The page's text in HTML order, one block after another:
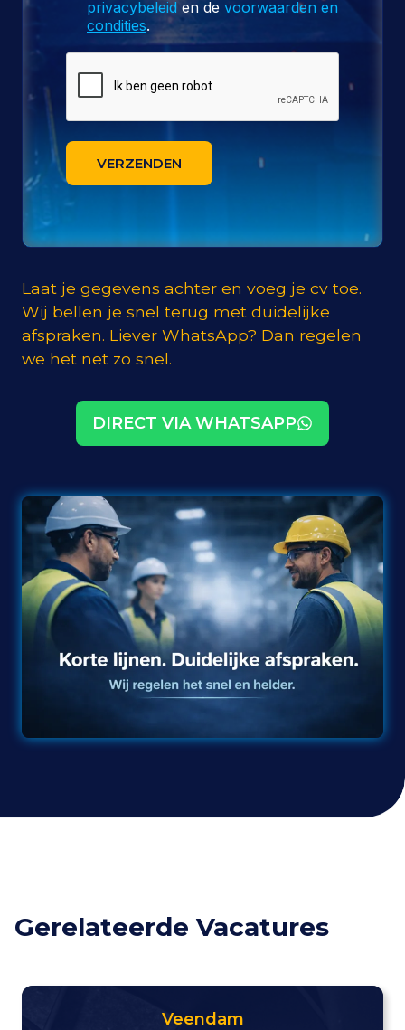
privacybeleid en de voorwaarden en
condities.
VERZENDEN
Laat je gegevens achter en voeg je cv toe.
Wij bellen je snel terug met duidelijke
afspraken. Liever WhatsApp? Dan regelen
we het net zo snel.
DIRECT VIA WHATSAPP
Gerelateerde Vacatures
Veendam